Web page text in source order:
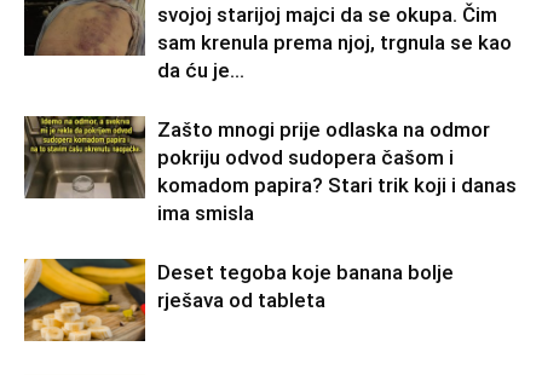
svojoj starijoj majci da se okupa. Čim
sam krenula prema njoj, trgnula se kao
da ću je...
Zašto mnogi prije odlaska na odmor
pokriju odvod sudopera čašom i
komadom papira? Stari trik koji i danas
ima smisla
Deset tegoba koje banana bolje
rješava od tableta